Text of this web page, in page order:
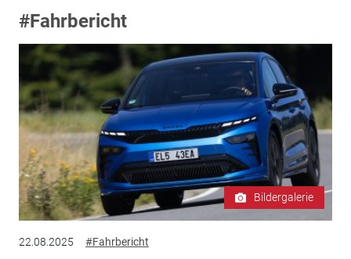
#Fahrbericht
Bildergalerie
22.08.2025 #Fahrbericht